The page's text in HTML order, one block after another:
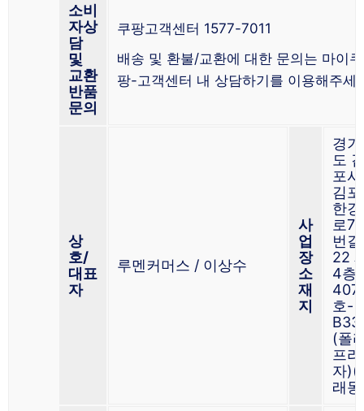
소비
자상
담
및
교환
반품
문의
쿠팡고객센터 1577-7011
배송 및 환불/교환에 대한 문의는 마이쿠
팡-고객센터 내 상담하기를 이용해주세
상
호/
대표
자
루멘커머스 / 이상수
사
업
장
소
재
지
경기
도
포시
김포
한
로75
번길
22
4층
407
호-
B33
(폴
프라
자)(
래